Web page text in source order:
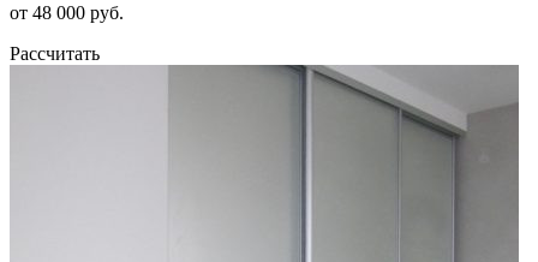
от 48 000 руб.
Рассчитать